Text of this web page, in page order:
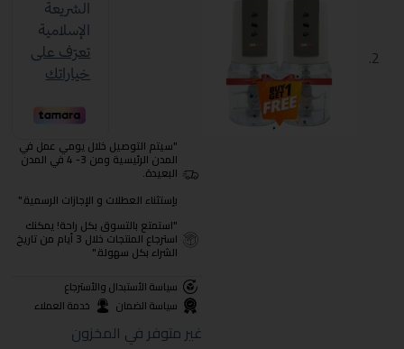
"سيتم التوصيل خلال يومي عمل في
المدن الرئيسية ومن 3- 4 في المدن
البعيدة.
بإستثناء العطلات و الإجازات الرسمية."
"استمتع بالتسوق بكل راحة! يمكنك
استرجاع المنتجات خلال 3 أيام من تاريخ
الشراء بكل سهولة."
سياسة الأستبدال والأسترجاع
سياسة الضمان
خدمة العملاء
غير متوفر في المخزون